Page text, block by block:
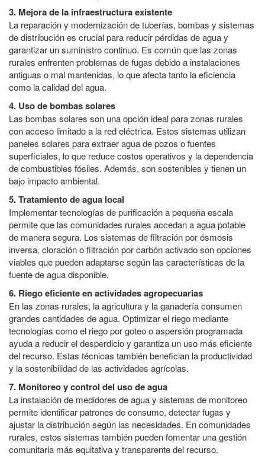
3. Mejora de la infraestructura existente
La reparación y modernización de tuberías, bombas y sistemas
de distribución es crucial para reducir pérdidas de agua y
garantizar un suministro continuo. Es común que las zonas
rurales enfrenten problemas de fugas debido a instalaciones
antiguas o mal mantenidas, lo que afecta tanto la eficiencia
como la calidad del agua.
4. Uso de bombas solares
Las bombas solares son una opción ideal para zonas rurales
con acceso limitado a la red eléctrica. Estos sistemas utilizan
paneles solares para extraer agua de pozos o fuentes
superficiales, lo que reduce costos operativos y la dependencia
de combustibles fósiles. Además, son sostenibles y tienen un
bajo impacto ambiental.
5. Tratamiento de agua local
Implementar tecnologías de purificación a pequeña escala
permite que las comunidades rurales accedan a agua potable
de manera segura. Los sistemas de filtración por ósmosis
inversa, cloración o filtración por carbón activado son opciones
viables que pueden adaptarse según las características de la
fuente de agua disponible.
6. Riego eficiente en actividades agropecuarias
En las zonas rurales, la agricultura y la ganadería consumen
grandes cantidades de agua. Optimizar el riego mediante
tecnologías como el riego por goteo o aspersión programada
ayuda a reducir el desperdicio y garantiza un uso más eficiente
del recurso. Estas técnicas también benefician la productividad
y la sostenibilidad de las actividades agrícolas.
7. Monitoreo y control del uso de agua
La instalación de medidores de agua y sistemas de monitoreo
permite identificar patrones de consumo, detectar fugas y
ajustar la distribución según las necesidades. En comunidades
rurales, estos sistemas también pueden fomentar una gestión
comunitaria más equitativa y transparente del recurso.